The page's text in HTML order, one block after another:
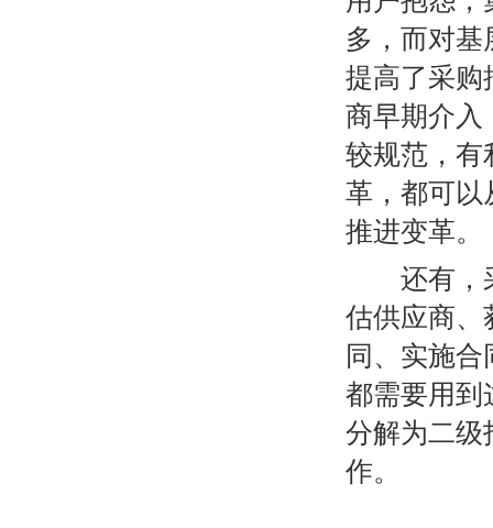
多，而对
提高了采购
商早期介入
较规范，有
革，都可以
推进变革。
还有，采
估供应商、
同、实施
都需要用到
分解为二级
作。